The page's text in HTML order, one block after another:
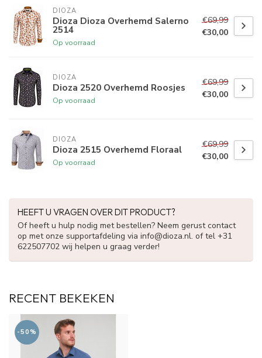
DIOZA
Dioza Dioza Overhemd Salerno
2514
Op voorraad
€69,99
€30,00
DIOZA
Dioza 2520 Overhemd Roosjes
Op voorraad
€69,99
€30,00
DIOZA
Dioza 2515 Overhemd Floraal
Op voorraad
€69,99
€30,00
HEEFT U VRAGEN OVER DIT PRODUCT?
Of heeft u hulp nodig met bestellen? Neem gerust contact
op met onze supportafdeling via info@dioza.nl. of tel +31
622507702 wij helpen u graag verder!
RECENT BEKEKEN
-50%